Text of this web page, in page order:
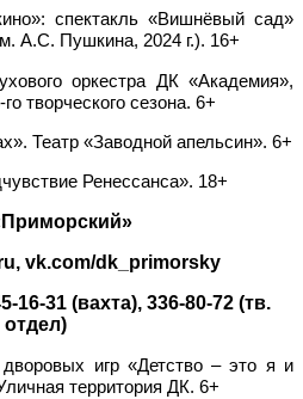
спектакль «Вишнёвый сад»
А.С. Пушкина, 2024 г.). 16+
оркестра ДК «Академия»,
творческого сезона. 6+
Театр «Заводной апельсин». 6+
Ренессанса». 18+
vk.com/dk_primorsky
16-31 (вахта), 336-80-72 (тв.
отдел)
игр «Детство – это я и
территория ДК. 6+